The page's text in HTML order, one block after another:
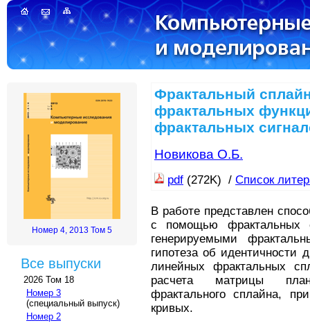
Номер 4, 2013 Том 5
Все выпуски
2026 Том 18
Номер 3
(специальный выпуск)
Номер 2
Фрактальный
фрактальных
фрактальных
Новикова О.Б.
pdf (272K) / Список
В работе представлен
с помощью фрактальных
генерируемыми
гипотеза об идентичности
линейных фрактальных
расчета матрицы
фрактального сплайна,
кривых.